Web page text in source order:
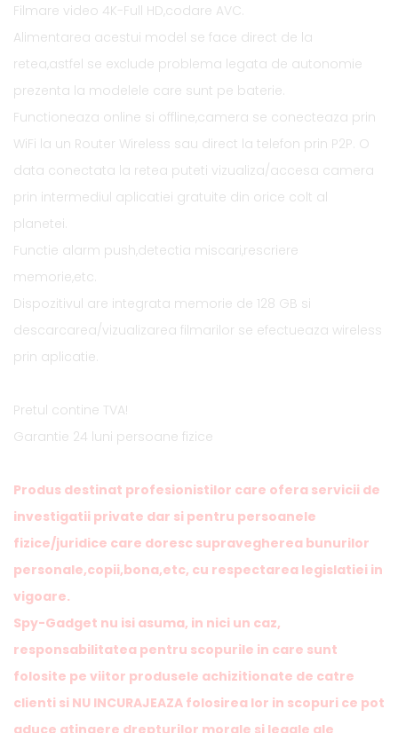
Filmare video 4K-Full HD,codare AVC.
Alimentarea acestui model se face direct de la
retea,astfel se exclude problema legata de autonomie
prezenta la modelele care sunt pe baterie.
Functioneaza online si offline,camera se conecteaza prin
WiFi la un Router Wireless sau direct la telefon prin P2P. O
data conectata la retea puteti vizualiza/accesa camera
prin intermediul aplicatiei gratuite din orice colt al
planetei.
Functie alarm push,detectia miscari,rescriere
memorie,etc.
Dispozitivul are integrata memorie de 128 GB si
descarcarea/vizualizarea filmarilor se efectueaza wireless
prin aplicatie.
Pretul contine TVA!
Garantie 24 luni persoane fizice
Produs destinat profesionistilor care ofera servicii de
investigatii private dar si pentru persoanele
fizice/juridice care doresc supravegherea bunurilor
personale,copii,bona,etc, cu respectarea legislatiei in
vigoare.
Spy-Gadget nu isi asuma, in nici un caz,
responsabilitatea pentru scopurile in care sunt
folosite pe viitor produsele achizitionate de catre
clienti si NU INCURAJEAZA folosirea lor in scopuri ce pot
aduce atingere drepturilor morale si legale ale